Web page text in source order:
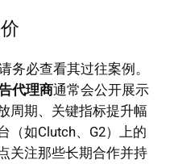
务必查看其过往案例。
代理商通常会公开展示
周期、关键指标提升幅
（如Clutch、G2）上的
关注那些长期合作并持